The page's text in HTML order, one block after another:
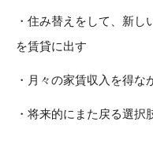
・住み替えをして、新
を賃貸に出す
・月々の家賃収入を得な
・将来的にまた戻る選択